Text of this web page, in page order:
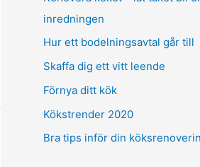
inredningen
Hur ett bodelningsavtal går till
Skaffa dig ett vitt leende
Förnya ditt kök
Kökstrender 2020
Bra tips inför din